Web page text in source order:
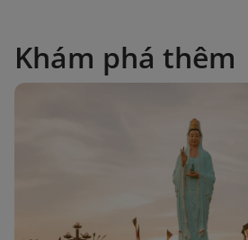
Khám phá thêm